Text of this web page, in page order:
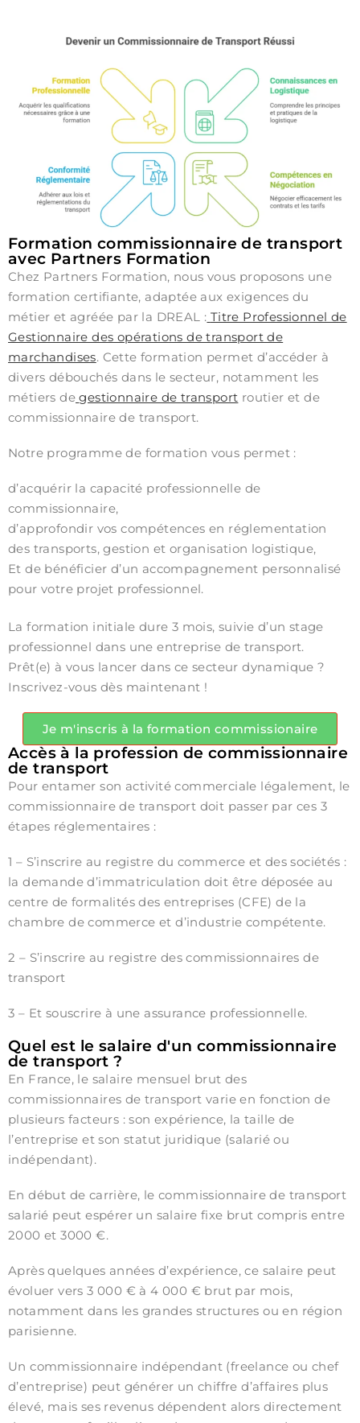
Formation commissionnaire de transport
avec Partners Formation
Chez Partners Formation, nous vous proposons une
formation certifiante, adaptée aux exigences du
métier et agréée par la DREAL : Titre Professionnel de
Gestionnaire des opérations de transport de
marchandises. Cette formation permet d’accéder à
divers débouchés dans le secteur, notamment les
métiers de gestionnaire de transport routier et de
commissionnaire de transport.
Notre programme de formation vous permet :
d’acquérir la capacité professionnelle de
commissionnaire,
d’approfondir vos compétences en réglementation
des transports, gestion et organisation logistique,
Et de bénéficier d’un accompagnement personnalisé
pour votre projet professionnel.
La formation initiale dure 3 mois, suivie d’un stage
professionnel dans une entreprise de transport.
Prêt(e) à vous lancer dans ce secteur dynamique ?
Inscrivez-vous dès maintenant !
Je m'inscris à la formation commissionaire
Accès à la profession de commissionnaire
de transport
Pour entamer son activité commerciale légalement, le
commissionnaire de transport doit passer par ces 3
étapes réglementaires :
1 – S’inscrire au registre du commerce et des sociétés :
la demande d’immatriculation doit être déposée au
centre de formalités des entreprises (CFE) de la
chambre de commerce et d’industrie compétente.
2 – S’inscrire au registre des commissionnaires de
transport
3 – Et souscrire à une assurance professionnelle.
Quel est le salaire d'un commissionnaire
de transport ?
En France, le salaire mensuel brut des
commissionnaires de transport varie en fonction de
plusieurs facteurs : son expérience, la taille de
l’entreprise et son statut juridique (salarié ou
indépendant).
En début de carrière, le commissionnaire de transport
salarié peut espérer un salaire fixe brut compris entre
2000 et 3000 €.
Après quelques années d’expérience, ce salaire peut
évoluer vers 3 000 € à 4 000 € brut par mois,
notamment dans les grandes structures ou en région
parisienne.
Un commissionnaire indépendant (freelance ou chef
d’entreprise) peut générer un chiffre d’affaires plus
élevé, mais ses revenus dépendent alors directement